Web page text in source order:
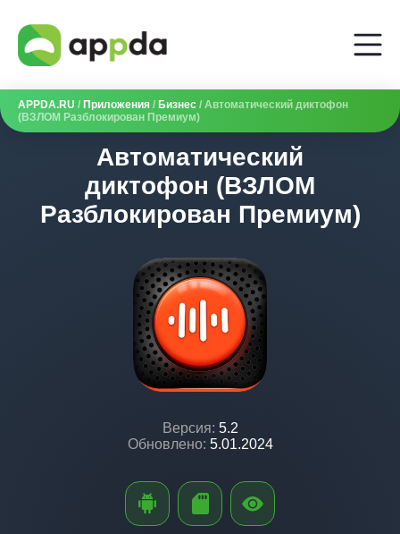
APPDA.RU / Приложения / Бизнес / Автоматический диктофон
(ВЗЛОМ Разблокирован Премиум)
Автоматический
диктофон (ВЗЛОМ
Разблокирован Премиум)
Версия: 5.2
Обновлено: 5.01.2024